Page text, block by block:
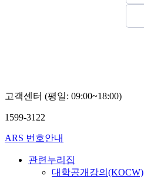
고객센터 (평일: 09:00~18:00)
1599-3122
ARS 번호안내
관련누리집
대학공개강의(KOCW)